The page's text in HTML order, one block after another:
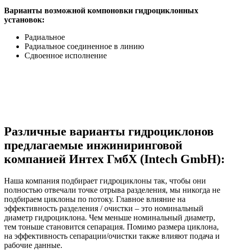
Варианты возможной компоновки гидроциклонных
установок:
Радиальное
Радиальное соединенное в линию
Сдвоенное исполнение
Различные варианты гидроциклонов
предлагаемые инжиниринговой
компанией Интех ГмбХ (Intech GmbH):
Наша компания подбирает гидроциклоны так, чтобы они
полностью отвечали точке отрыва разделения, мы никогда не
подбираем циклоны по потоку. Главное влияние на
эффективность разделения / очистки – это номинальный
диаметр гидроциклона. Чем меньше номинальный диаметр,
тем тоньше становится сепарация. Помимо размера циклона,
на эффективность сепарации/очистки также влияют подача и
рабочие данные.